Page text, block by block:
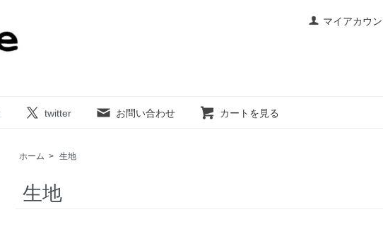
マイアカウン
twitter お問い合わせ カートを見る
ホーム > 生地
生地